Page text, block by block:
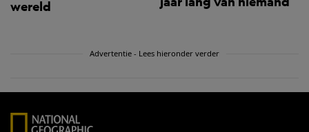
wereld
Advertentie - Lees hieronder verder